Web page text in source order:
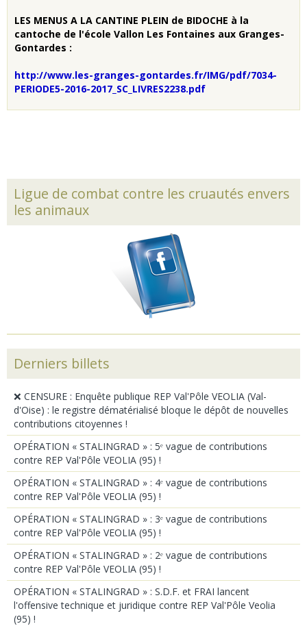
LES MENUS A LA CANTINE PLEIN de BIDOCHE à la
cantoche de l'école Vallon Les Fontaines aux Granges-
Gontardes :
http://www.les-granges-gontardes.fr/IMG/pdf/7034-
PERIODE5-2016-2017_SC_LIVRES2238.pdf
Ligue de combat contre les cruautés envers
les animaux
Derniers billets
❌ CENSURE : Enquête publique REP Val'Pôle VEOLIA (Val-
d'Oise) : le registre dématérialisé bloque le dépôt de nouvelles
contributions citoyennes !
OPÉRATION « STALINGRAD » : 5ᵉ vague de contributions
contre REP Val'Pôle VEOLIA (95) !
OPÉRATION « STALINGRAD » : 4ᵉ vague de contributions
contre REP Val'Pôle VEOLIA (95) !
OPÉRATION « STALINGRAD » : 3ᵉ vague de contributions
contre REP Val'Pôle VEOLIA (95) !
OPÉRATION « STALINGRAD » : 2ᵉ vague de contributions
contre REP Val'Pôle VEOLIA (95) !
OPÉRATION « STALINGRAD » : S.D.F. et FRAI lancent
l'offensive technique et juridique contre REP Val'Pôle Veolia
(95) !